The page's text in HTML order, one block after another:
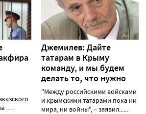
......
Джемилев: Дайте
татарам в Крыму
команду, и мы будем
делать то, что нужно
"Между российскими войсками
и крымскими татарами пока ни
мира, ни войны", – заявил......